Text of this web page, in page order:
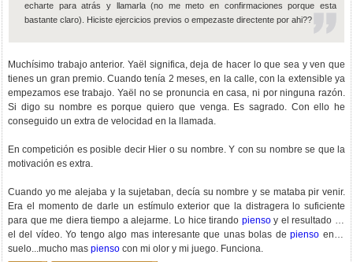
echarte para atrás y llamarla (no me meto en confirmaciones porque esta
bastante claro). Hiciste ejercicios previos o empezaste directente por ahi??
Muchísimo trabajo anterior. Yaël significa, deja de hacer lo que sea y ven que
tienes un gran premio. Cuando tenía 2 meses, en la calle, con la extensible ya
empezamos ese trabajo. Yaël no se pronuncia en casa, ni por ninguna razón.
Si digo su nombre es porque quiero que venga. Es sagrado. Con ello he
conseguido un extra de velocidad en la llamada.
En competición es posible decir Hier o su nombre. Y con su nombre se que la
motivación es extra.
Cuando yo me alejaba y la sujetaban, decía su nombre y se mataba pir venir.
Era el momento de darle un estímulo exterior que la distragera lo suficiente
para que me diera tiempo a alejarme. Lo hice tirando piensoy el resultado es
el del vídeo. Yo tengo algo mas interesante que unas bolas depienso en el
suelo...mucho mas pienso con mi olor y mi juego. Funciona.